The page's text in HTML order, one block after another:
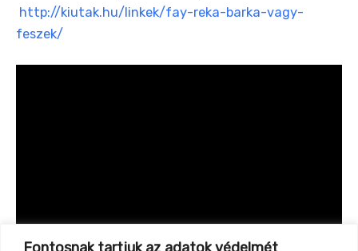
Fontosnak tartjuk az adatok védelmét
http://kiutak.hu/linkek/fay-reka-barka-vagy-
feszek/